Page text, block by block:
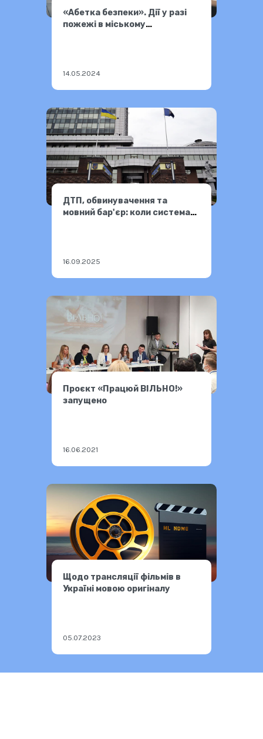
«Абетка безпеки». Дії у разі
пожежі в міському
14.05.2024
ДТП, обвинувачення та
мовний бар'єр: коли система
16.09.2025
Проєкт «Працюй ВІЛЬНО!»
запущено
16.06.2021
Щодо трансляції фільмів в
Україні мовою оригіналу
05.07.2023